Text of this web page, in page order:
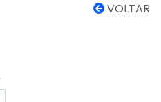
VOLTAR